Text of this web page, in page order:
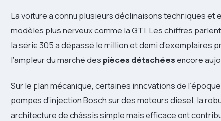
La voiture a connu plusieurs déclinaisons techniques et
modèles plus nerveux comme la GTI. Les chiffres
la série 305 a dépassé le million et demi d’exemplaires
l’ampleur du marché des pièces détachéesencore
Sur le plan mécanique, certaines innovations de
pompes d’injection Bosch sur des moteurs diesel, la
architecture de châssis simple mais efficace ont